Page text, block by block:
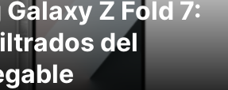
Z Fold 7:
del